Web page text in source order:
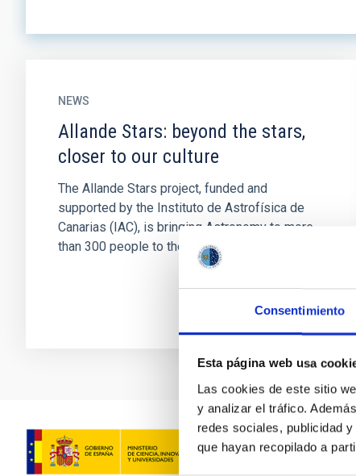
Consentimiento
Esta página web usa
Las cookies de este sitio
y analizar el tráfico.
redes sociales, publicidad
que hayan recopilado a
NEWS
Allande Stars: beyond the stars,
closer to our culture
The Allande Stars project, funded and
supported by the Instituto de Astrofísica de
Canarias (IAC), is bringing Astronomy to more
than 300 people to the zone of...